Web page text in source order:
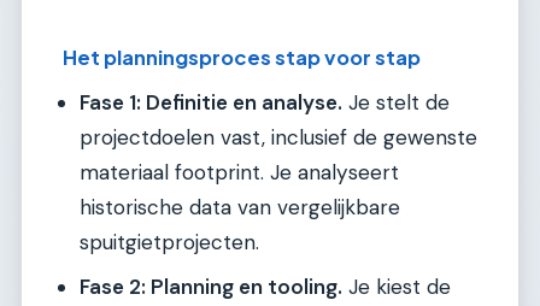
Het planningsproces stap voor stap
Fase 1: Definitie en analyse. Je stelt de
projectdoelen vast, inclusief de gewenste
materiaal footprint. Je analyseert
historische data van vergelijkbare
spuitgietprojecten.
Fase 2: Planning en tooling. Je kiest de